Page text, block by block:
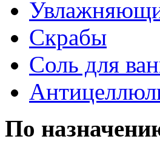
Скрабы
Соль для
По